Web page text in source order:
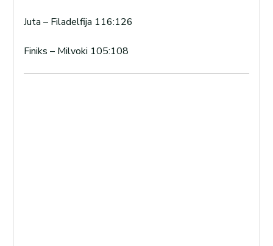
Juta – Filadelfija 116:126
Finiks – Milvoki 105:108